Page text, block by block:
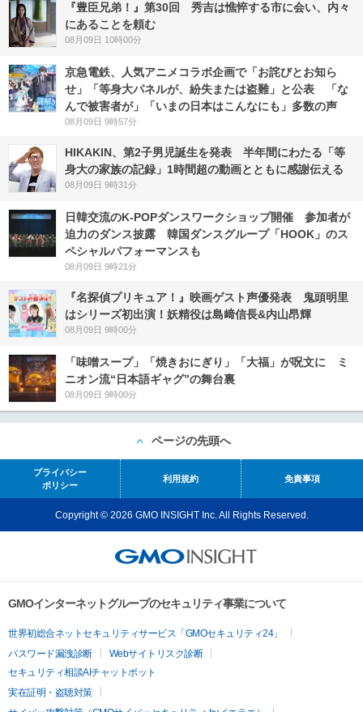
『豊臣兄弟！』第30回 秀吉は憔悴する市に会い、内々
にあることを頼む
08月09日 10時00分
京急電鉄、人気アニメコラボ企画で「お詫びとお知ら
せ」「等身大パネルが、紛失または盗難」と公表 「な
んで被害者が」「いまの日本はこんなにも」多数の声
08月09日 9時57分
HIKAKIN、第2子男児誕生を発表 半年間にわたる「等
身大の家族の記録」1時間超の動画とともに感謝伝える
08月09日 9時31分
日韓交流のK-POPダンスワークショップ開催 参加者が
迫力のダンス披露 韓国ダンスグループ「HOOK」のス
ペシャルパフォーマンスも
08月09日 9時21分
『名探偵プリキュア！』映画ゲスト声優発表 鬼頭明里
はシリーズ初出演！妖精役は島﨑信長&内山昂輝
08月09日 9時00分
「味噌スープ」「焼きおにぎり」「大福」が呪文に ミ
ニオン流“日本語ギャグ”の舞台裏
08月09日 9時00分
ページの先頭へ
プライバシー
ポリシー
利用規約 免責事項
Copyright © 2026 GMO INSIGHT Inc. All Rights Reserved.
GMOインターネットグループのセキュリティ事業について
世界初総合ネットセキュリティサービス「GMOセキュリティ24」
パスワード漏洩診断
Webサイトリスク診断
セキュリティ相談AIチャットボット
実在証明・盗聴対策